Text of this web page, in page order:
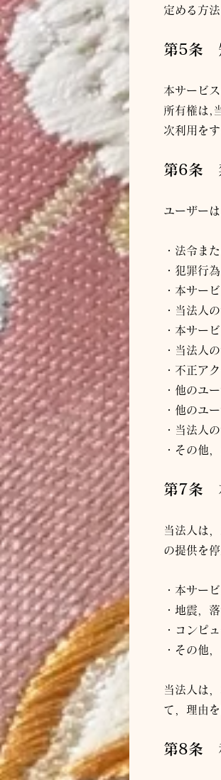
定める方
第5条
本サービ
所有権は,
次利用を
第6条
ユーザー
・法令ま
・犯罪行
・本サー
・当法人
・本サー
・当法人
・不正ア
・他のユ
・他のユ
・当法人
・その他
第7条
当法人 は
の提供を
・本サー
・地震，
・コンピ
・その他
当法人 は
て，理由
第8条